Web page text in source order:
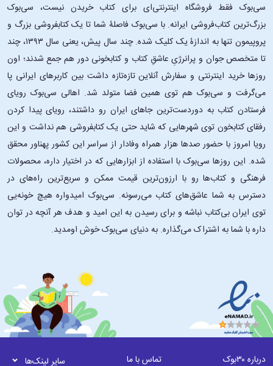
سی‌بوک فقط فروشگاه اینترنتی‌ای برای کتاب خریدن نیست، سی‌بوک
بزرگ‌ترین کتاب‌فروشی ایرانه. با سی‌بوک فاصلۀ شما تا یک کتابفروشی بزرگ و
پروپیمون تنها به اندازۀ یک کلیک شده. چند سال پیش، یعنی سال ۱۳۹۳، چند
تا متخصص جوان و پرانرژیِ عاشقِ کتاب و کتابخونی دور هم جمع شدند؛ اون‌
روزها خرید اینترنتی و سفارش آنلاین تازه‌تازه داشت بین کاربرهای ایرانی پا
می‌گرفت و سی‌بوک هم توی همین فضا متولد شد. اهالی سی‌بوک رویای
فرستادن کتاب به دوردست‌ترین جاهای ایران رو داشتند، رویای پیدا کردن
رفقای کتابخون توی شهرهایی که شاید حتی یک کتابفروشی هم نداشت و این
رویا امروز با حضور صدها هزار همراه وفادار از سراسر این کشور پهناور محقق
شده. این ‌روزها سی‌بوک با استفاده از ابزارهایی که در اختیار داره، محصولات
فرهنگی و کتاب‌ها رو با ارزون‌ترین قیمت ممکن و سریع‌ترین راه‌های در
دسترس به شما عاشق‌های کتاب می‌رسونه. سی‌بوک امیدواره هیچ خونه‌یی
توی ایران بی‌کتاب نباشه و برای رسیدن به این امید و هدف هر آنچه در توان
داره با شما به اشتراک می‌گذاره. به دنیای سی‌بوک خوش اومدید.
درباره ۳۰بوک تماس با ما سایر لینک‌ها